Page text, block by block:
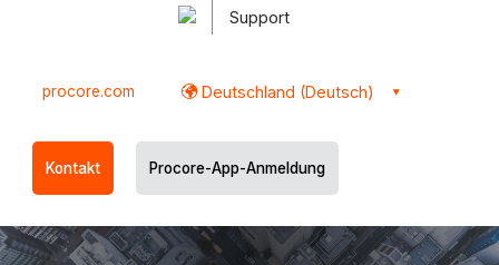
Support
procore.com Deutschland (Deutsch)
Kontakt Procore-App-Anmeldung